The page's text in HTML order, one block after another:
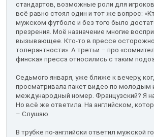
стандартов, возможные роли для
всё равно стоял один и тот же вопрос:
мужском футболе и без того было
презрения. Моё назначение многие
вызывающее. Кто-то в прессе осторожно
толерантности». А третьи – про
финская пресса относились с таким
Седьмого января, уже ближе к вечеру,
просматривала пакет видео по молодым
международный номер. Французский? Я
Но всё же ответила. На английском,
– Слушаю.
В трубке по-английски ответил мужской